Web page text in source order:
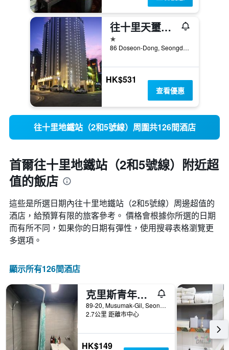
往十里天璽飯店
1星級
86 Doseon-Dong, Seongdong-gu, 首爾, 韓國
HK$531
查看優惠
往十里地鐵站（2和5號線）周圍共126間酒店
首爾往十里地鐵站（2和5號線）附近超
值的飯店
這些是所選日期內往十里地鐵站（2和5號線）​周邊超值的​
酒店，給預算有限的旅客參考。 價格會根據你所選的日期
而有所不同，如果你的日期有彈性，使用搜尋表格瀏覽更
多選項。
顯示所有126間酒店
克里斯青年旅館
89-20, Musumak-Gil, Seongdong-gu, 首爾, 韓國
2.7公里 距離市中心
HK$149